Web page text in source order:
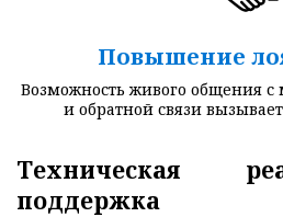
Повышение
Возможность живого общения
и обратной связи
Техническая
поддержка